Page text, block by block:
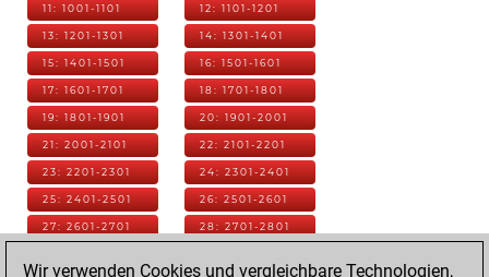
11: 1001-1101 12: 1101-1201
13: 1201-1301 14: 1301-1401
15: 1401-1501 16: 1501-1601
17: 1601-1701 18: 1701-1801
19: 1801-1901 20: 1901-2001
21: 2001-2101 22: 2101-2201
23: 2201-2301 24: 2301-2401
25: 2401-2501 26: 2501-2601
27: 2601-2701 28: 2701-2801
Wir verwenden Cookies und vergleichbare Technologien,